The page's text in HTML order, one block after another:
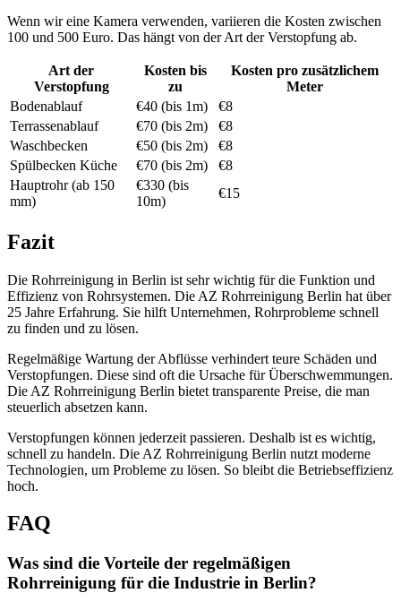
Wenn wir eine Kamera verwenden, variieren die Kosten zwischen
100 und 500 Euro. Das hängt von der Art der Verstopfung ab.
Art der
Verstopfung
Kosten bis
zu
Kosten pro zusätzlichem
Meter
Bodenablauf
€40 (bis 1m)
€8
Terrassenablauf
€70 (bis 2m)
€8
Waschbecken
€50 (bis 2m)
€8
Spülbecken Küche
€70 (bis 2m)
€8
Hauptrohr (ab 150
mm)
€330 (bis
10m)
€15
Fazit
Die Rohrreinigung in Berlin ist sehr wichtig für die Funktion und
Effizienz von Rohrsystemen. Die AZ Rohrreinigung Berlin hat über
25 Jahre Erfahrung. Sie hilft Unternehmen, Rohrprobleme schnell
zu finden und zu lösen.
Regelmäßige Wartung der Abflüsse verhindert teure Schäden und
Verstopfungen. Diese sind oft die Ursache für Überschwemmungen.
Die AZ Rohrreinigung Berlin bietet transparente Preise, die man
steuerlich absetzen kann.
Verstopfungen können jederzeit passieren. Deshalb ist es wichtig,
schnell zu handeln. Die AZ Rohrreinigung Berlin nutzt moderne
Technologien, um Probleme zu lösen. So bleibt die Betriebseffizienz
hoch.
FAQ
Was sind die Vorteile der regelmäßigen
Rohrreinigung für die Industrie in Berlin?